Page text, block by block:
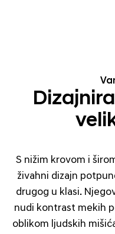
S nižim krovom i
živahni dizajn
drugog u klasi.
nudi kontrast mekih
oblikom ljudskih